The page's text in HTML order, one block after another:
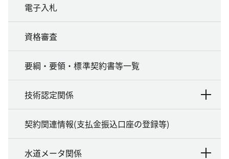
電子入札
資格審査
要綱・要領・標準契約書等一覧
技術認定関係
契約関連情報(支払金振込口座の登録等)
水道メータ関係